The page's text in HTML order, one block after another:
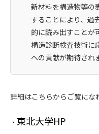
新材料を構造物等の
することにより、過
的に読み出すことが
構造診断検査技術に
への貢献が期待され
詳細はこちらからご覧にな
・ 東北大学HP